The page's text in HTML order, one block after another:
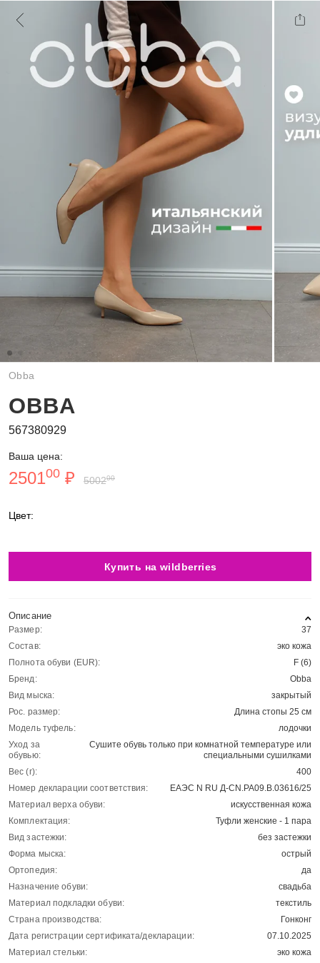
Obba
OBBA
567380929
Ваша цена:
250100 ₽ 500200
Цвет:
Купить на wildberries
Описание
Размер:
37
Состав:
эко кожа
Полнота обуви (EUR):
F (6)
Бренд:
Obba
Вид мыска:
закрытый
Рос. размер:
Длина стопы 25 см
Модель туфель:
лодочки
Уход за
обувью:
Сушите обувь только при комнатной температуре или
специальными сушилками
Вес (г):
400
Номер декларации соответствия:
ЕАЭС N RU Д-CN.РА09.В.03616/25
Материал верха обуви:
искусственная кожа
Комплектация:
Туфли женские - 1 пара
Вид застежки:
без застежки
Форма мыска:
острый
Ортопедия:
да
Назначение обуви:
свадьба
Материал подкладки обуви:
текстиль
Страна производства:
Гонконг
Дата регистрации сертификата/декларации:
07.10.2025
Материал стельки:
эко кожа